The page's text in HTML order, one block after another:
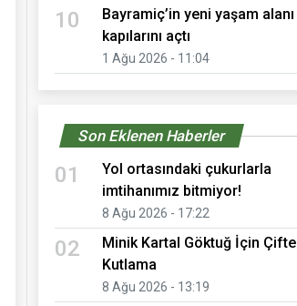
10
Bayramiç’in yeni yaşam alanı
kapılarını açtı
1 Ağu 2026 - 11:04
Son Eklenen Haberler
01
Yol ortasındaki çukurlarla
imtihanımız bitmiyor!
8 Ağu 2026 - 17:22
02
Minik Kartal Göktuğ İçin Çifte
Kutlama
8 Ağu 2026 - 13:19